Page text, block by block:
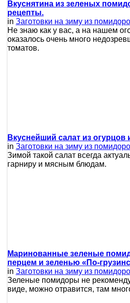
Вкуснятина из зеленых
рецепты.
in Заготовки на зиму из
Не знаю как у вас, а на нашем
оказалось очень много
томатов.
Вкуснейший салат из
in Заготовки на зиму из
Зимой такой салат всегда
гарниру и мясным блюдам.
Маринованные зеленые
перцем и зеленью «По-
in Заготовки на зиму из
Зеленые помидоры не
виде, можно отравится, там